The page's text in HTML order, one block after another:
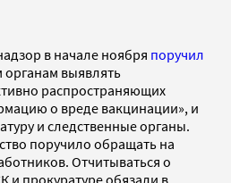
в начале ноября поручил
выявлять
распространяющих
о вреде вакцинации», и
и следственные органы.
поручило обращать на
Отчитываться о
прокуратуре обязали в